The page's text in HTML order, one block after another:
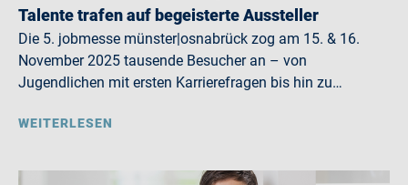
Talente trafen auf begeisterte Aussteller
Die 5. jobmesse münster|osnabrück zog am 15. & 16.
November 2025 tausende Besucher an – von
Jugendlichen mit ersten Karrierefragen bis hin zu…
WEITERLESEN